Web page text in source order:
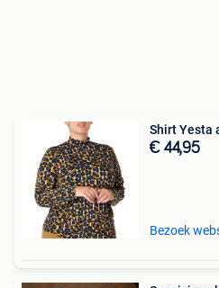
Shirt Yesta
€ 44,95
Bezoek